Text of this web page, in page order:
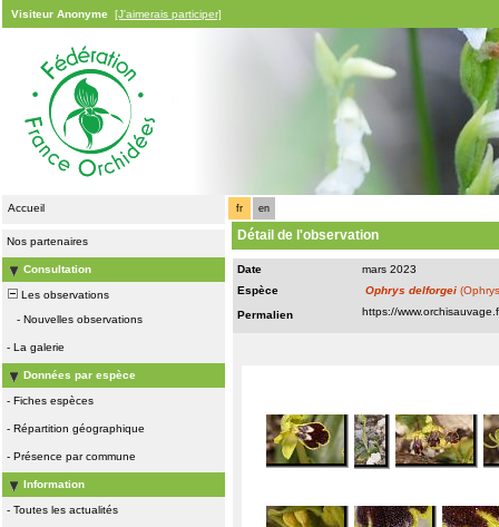
Visiteur Anonyme [J'aimerais participer]
Accueil
Nos partenaires
Consultation
Les observations
- Nouvelles observations
- La galerie
Données par espèce
- Fiches espèces
- Répartition géographique
- Présence par commune
Information
- Toutes les actualités
fr en
Détail de l'observation
Date
mars 2023
Espèce
Ophrys delforgei
Permalien